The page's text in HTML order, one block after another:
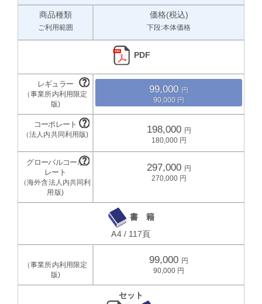
商品種類
ご利用範囲
価格(税込)
下段:本体価格
PDF
99,000
90,000
198,000
180,000
297,000
270,000
書 籍
A4 / 117頁
99,000
90,000
セット